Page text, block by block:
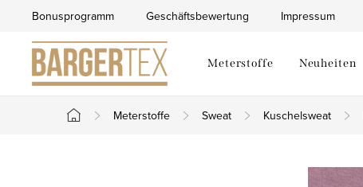
springen
Bonusprogramm Geschäftsbewertung Impressum
Meterstoffe Neuheiten
Startseite
Meterstoffe Sweat Kuschelsweat